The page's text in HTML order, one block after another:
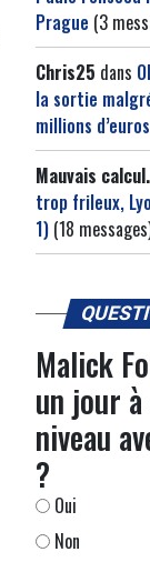
Prague (3
Chris25 dans
la sortie
millions d’euros
Mauvais calcul.
trop frileux,
1) (18
Malick
un jour
niveau
?
Oui
Non